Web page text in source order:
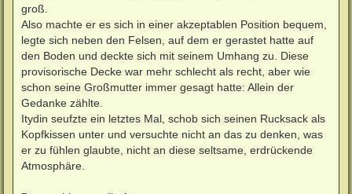
groß.
Also machte er es sich in einer akzeptablen Position bequem,
legte sich neben den Felsen, auf dem er gerastet hatte auf
den Boden und deckte sich mit seinem Umhang zu. Diese
provisorische Decke war mehr schlecht als recht, aber wie
schon seine Großmutter immer gesagt hatte: Allein der
Gedanke zählte.
Itydin seufzte ein letztes Mal, schob sich seinen Rucksack als
Kopfkissen unter und versuchte nicht an das zu denken, was
er zu fühlen glaubte, nicht an diese seltsame, erdrückende
Atmosphäre.